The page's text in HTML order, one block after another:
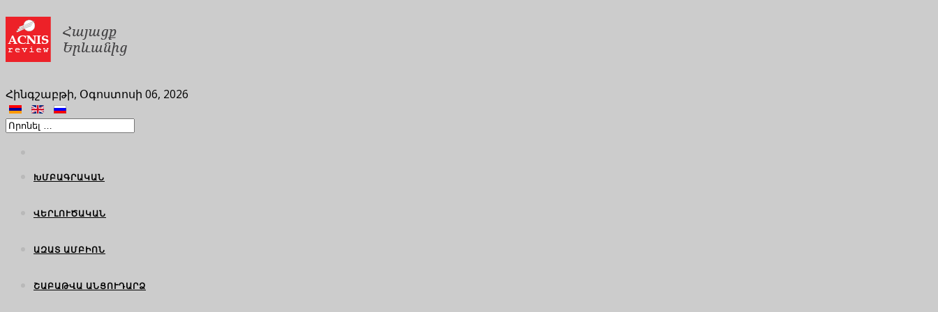
Հինգշաբթի, Օգոստոսի 06, 2026
ԽՄԲԱԳՐԱԿԱՆ
ՎԵՐԼՈՒԾԱԿԱՆ
ԱԶԱՏ ԱՄԲԻՈՆ
ՇԱԲԱԹՎԱ ԱՆՑՈՒԴԱՐՁ